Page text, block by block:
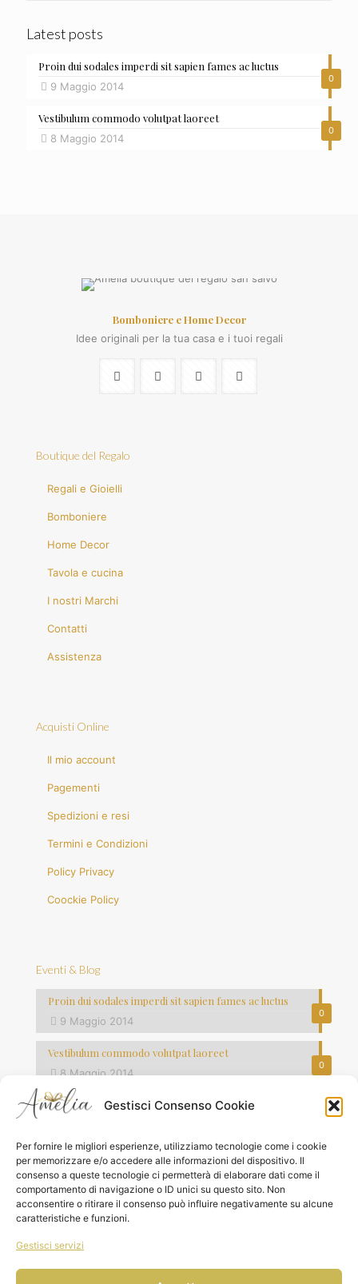
Gestisci Consenso Cookie
Per fornire le migliori esperienze, utilizziamo tecnologie come i cookie
per memorizzare e/o accedere alle informazioni del dispositivo. Il
consenso a queste tecnologie ci permetterà di elaborare dati come il
comportamento di navigazione o ID unici su questo sito. Non
acconsentire o ritirare il consenso può influire negativamente su alcune
caratteristiche e funzioni.
Gestisci servizi
Latest posts
0
Proin dui sodales imperdi sit sapien fames ac luctus
9 Maggio 2014
0
Vestibulum commodo volutpat laoreet
8 Maggio 2014
Bomboniere e Home Decor
Idee originali per la tua casa e i tuoi regali
Boutique del Regalo
Regali e Gioielli
Bomboniere
Home Decor
Tavola e cucina
I nostri Marchi
Contatti
Assistenza
Acquisti Online
Il mio account
Pagementi
Spedizioni e resi
Termini e Condizioni
Policy Privacy
Coockie Policy
Eventi & Blog
0
Proin dui sodales imperdi sit sapien fames ac luctus
9 Maggio 2014
0
Vestibulum commodo volutpat laoreet
8 Maggio 2014
Quisque lorem tortor fringilla sed vesti bulum justo vel
02741530691| All Rights Reserved | Powered by Keydea